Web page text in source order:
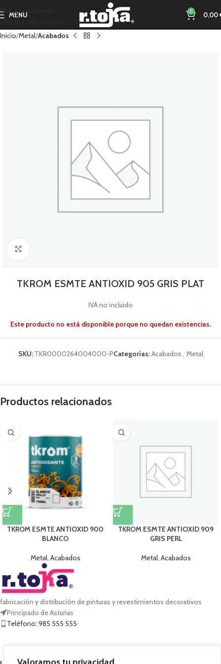
Skip to navigation
Skip to main content
MENU 0 0,00
Inicio Metal Acabados
TKROM ESMTE ANTIOXID 905 GRIS PLAT
IVA no incluido
Este producto no está disponible porque no quedan existencias.
SKU: TKR0000264004000-PCategorías:Acabados, Metal
Productos relacionados
TKROM ESMTE ANTIOXID 900
BLANCO
Metal, Acabados
TKROM ESMTE ANTIOXID 909
GRIS PERL
Metal, Acabados
fabricación y distribución de pinturas y revestimientos decorativos
Principado de Asturias
Teléfono: 985 555 555